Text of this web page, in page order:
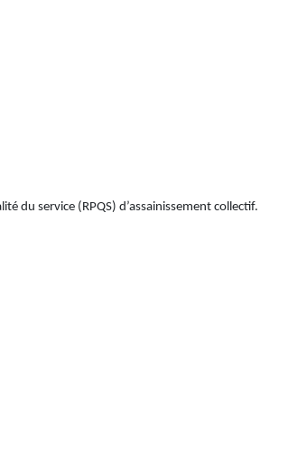
du service (RPQS) d’assainissement collectif.